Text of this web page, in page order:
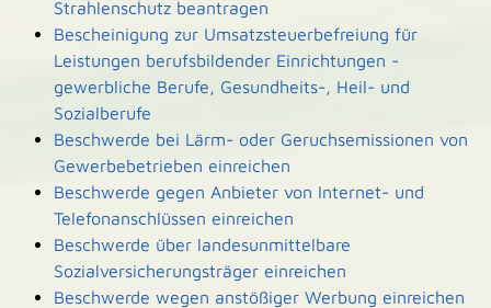
Strahlenschutz beantragen
Bescheinigung zur Umsatzsteuerbefreiung für
Leistungen berufsbildender Einrichtungen -
gewerbliche Berufe, Gesundheits-, Heil- und
Sozialberufe
Beschwerde bei Lärm- oder Geruchsemissionen von
Gewerbebetrieben einreichen
Beschwerde gegen Anbieter von Internet- und
Telefonanschlüssen einreichen
Beschwerde über landesunmittelbare
Sozialversicherungsträger einreichen
Beschwerde wegen anstößiger Werbung einreichen